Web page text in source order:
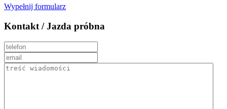
Wypełnij formularz
Kontakt / Jazda próbna